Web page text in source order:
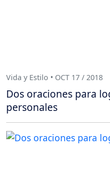
Vida y Estilo • OCT 17 / 2018
Dos oraciones para
personales